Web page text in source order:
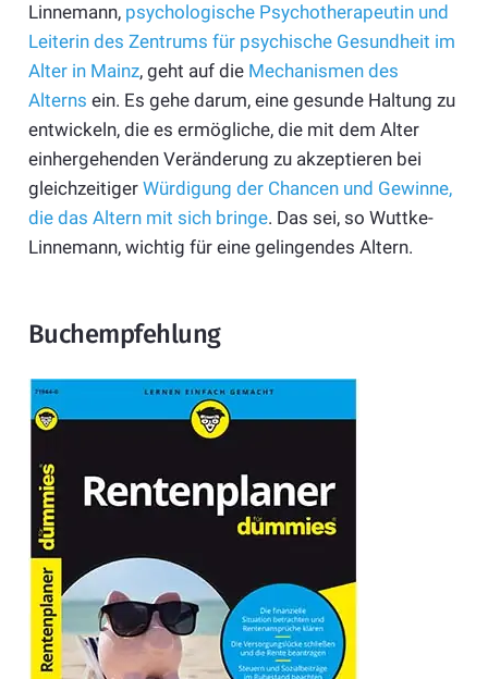
Linnemann, psychologische Psychotherapeutin und
Leiterin des Zentrums für psychische Gesundheit im
Alter in Mainz, geht auf die Mechanismen des
Alterns ein. Es gehe darum, eine gesunde Haltung zu
entwickeln, die es ermögliche, die mit dem Alter
einhergehenden Veränderung zu akzeptieren bei
gleichzeitiger Würdigung der Chancen und Gewinne,
die das Altern mit sich bringe. Das sei, so Wuttke-
Linnemann, wichtig für eine gelingendes Altern.
Buchempfehlung